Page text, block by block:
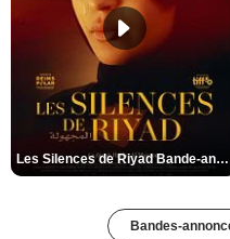
Les Silences de Riyad Bande-annonce VO STFR
Bandes-